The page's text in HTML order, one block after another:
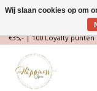
Magische Conceptstore,
€35,- | 100 Loyalty
Wij slaan cookies op om